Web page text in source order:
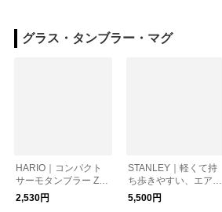
グラス・タンブラー・マグ
HARIO｜コンパクト
サーモタンブラー Zeb
rang
2,530円
STANLEY｜軽くて持
ち歩きやすい、エアロ
ライト真空ボトル 0.4
7L 保温保冷 食洗機対
5,500円